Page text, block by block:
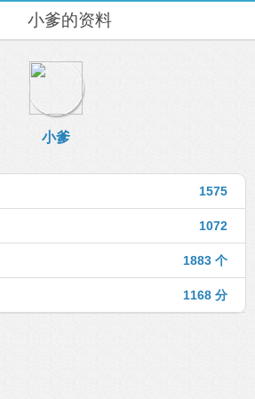
小爹的资料
小爹
1575
1072
1883 个
1168 分